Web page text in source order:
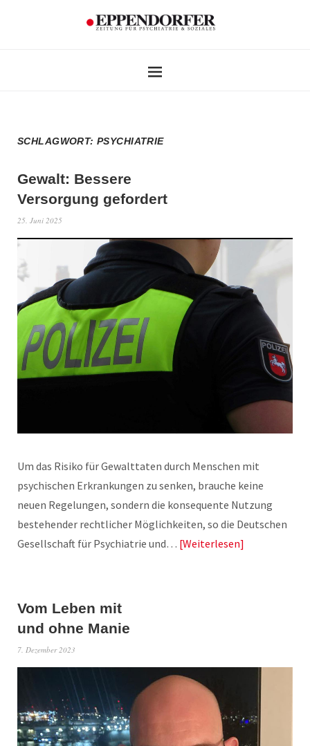
SCHLAGWORT:PSYCHIATRIE
Gewalt: Bessere
Versorgung gefordert
25. Juni 2025
Um das Risiko für Gewalttaten durch Menschen mit
psychischen Erkrankungen zu senken, brauche keine
neuen Regelungen, sondern die konsequente Nutzung
bestehender rechtlicher Möglichkeiten, so die Deutschen
Gesellschaft für Psychiatrie und… Weiterlesen
Vom Leben mit
und ohne Manie
7. Dezember 2023